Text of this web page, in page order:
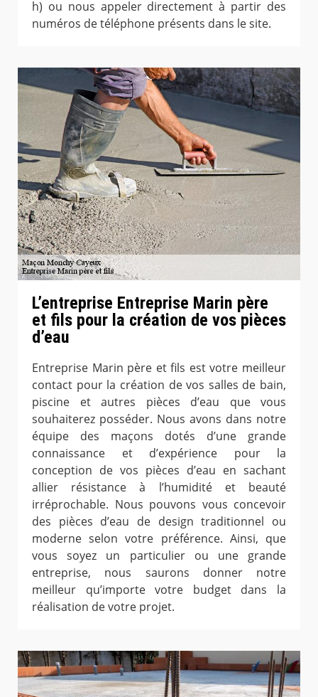
h) ou nous appeler directement à partir des
numéros de téléphone présents dans le site.
L’entreprise Entreprise Marin père
et fils pour la création de vos pièces
d’eau
Entreprise Marin père et fils est votre meilleur
contact pour la création de vos salles de bain,
piscine et autres pièces d’eau que vous
souhaiterez posséder. Nous avons dans notre
équipe des maçons dotés d’une grande
connaissance et d’expérience pour la
conception de vos pièces d’eau en sachant
allier résistance à l’humidité et beauté
irréprochable. Nous pouvons vous concevoir
des pièces d’eau de design traditionnel ou
moderne selon votre préférence. Ainsi, que
vous soyez un particulier ou une grande
entreprise, nous saurons donner notre
meilleur qu’importe votre budget dans la
réalisation de votre projet.